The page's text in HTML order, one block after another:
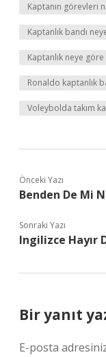
Kaptanın görevleri
Kaptanlık bandı
Kaptanlık neye
Ronaldo kaptanlık
Voleybolda takım
Önceki Yazı
Benden De Mi
Sonraki Yazı
Ingilizce Hayır
Bir yanıt
E-posta